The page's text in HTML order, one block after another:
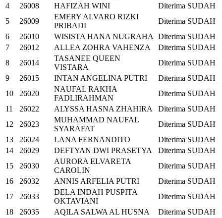
4
26008 HAFIZAH WINI Diterima SUDAH
5
26009
EMERY ALVARO RIZKI
PRIBADI
Diterima SUDAH
6
26010 WISISTA HANA NUGRAHA Diterima SUDAH
7
26012 ALLEA ZOHRA VAHENZA Diterima SUDAH
8
26014
TASANEE QUEEN
VISTARA
Diterima SUDAH
9
26015 INTAN ANGELINA PUTRI Diterima SUDAH
10
26020
NAUFAL RAKHA
FADLIRAHMAN
Diterima SUDAH
11
26022 ALYSSA HASNA ZHAHIRA Diterima SUDAH
12
26023
MUHAMMAD NAUFAL
SYARAFAT
Diterima SUDAH
13
26024 LANA FERNANDITO Diterima SUDAH
14
26029 DEFTYAN DWI PRASETYA Diterima SUDAH
15
26030
AURORA ELVARETA
CAROLIN
Diterima SUDAH
16
26032 ANNIS ARFELIA PUTRI Diterima SUDAH
17
26033
DELA INDAH PUSPITA
OKTAVIANI
Diterima SUDAH
18
26035 AQILA SALWA AL HUSNA Diterima SUDAH